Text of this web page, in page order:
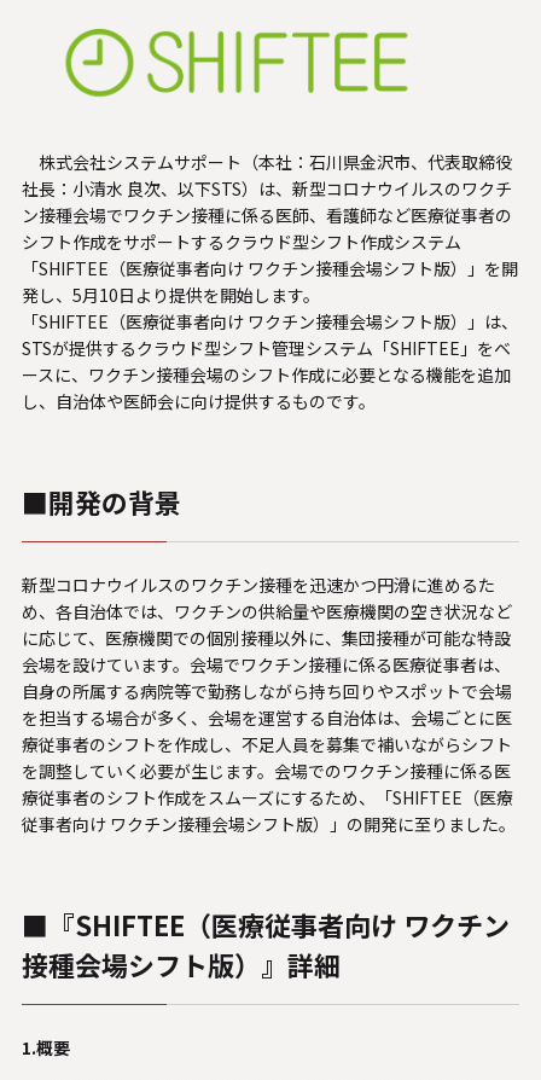
システムサポート胡蝶蘭オンラインショップ
事例紹介
English
U.S. FrontLine
お問い合わせ
個人情報保護方針
サイトのご利用について
反社会的勢力に対する基本方針
特定個人情報等の適正な取り扱いに関する基本方針
カスタマーハラスメントに関する指針
電子公告
ソーシャルメディアポリシー
システムサポートホールディングス
株式会社システムサポート（本社：石川県金沢市、代表取締役
社長：小清水 良次、以下STS）は、新型コロナウイルスのワクチ
ン接種会場でワクチン接種に係る医師、看護師など医療従事者の
シフト作成をサポートするクラウド型シフト作成システム
「SHIFTEE（医療従事者向け ワクチン接種会場シフト版）」を開
発し、5月10日より提供を開始します。
「SHIFTEE（医療従事者向け ワクチン接種会場シフト版）」は、
STSが提供するクラウド型シフト管理システム「SHIFTEE」をベ
ースに、ワクチン接種会場のシフト作成に必要となる機能を追加
し、自治体や医師会に向け提供するものです。
■開発の背景
新型コロナウイルスのワクチン接種を迅速かつ円滑に進めるた
め、各自治体では、ワクチンの供給量や医療機関の空き状況など
に応じて、医療機関での個別接種以外に、集団接種が可能な特設
会場を設けています。会場でワクチン接種に係る医療従事者は、
自身の所属する病院等で勤務しながら持ち回りやスポットで会場
を担当する場合が多く、会場を運営する自治体は、会場ごとに医
療従事者のシフトを作成し、不足人員を募集で補いながらシフト
を調整していく必要が生じます。会場でのワクチン接種に係る医
療従事者のシフト作成をスムーズにするため、「SHIFTEE（医療
従事者向け ワクチン接種会場シフト版）」の開発に至りました。
■『SHIFTEE（医療従事者向け ワクチン
接種会場シフト版）』詳細
1.概要